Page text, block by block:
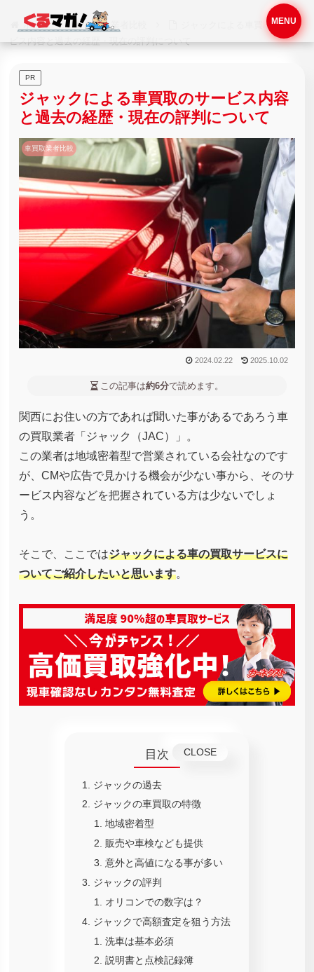
ホーム 車買取業者比較
ジャックによる車買取のサー
ビス内容と過去の経歴・現在の評判について
PR
ジャックによる車買取のサービス内容
と過去の経歴・現在の評判について
車買取業者比較
2024.02.22 2025.10.02
この記事は約6分で読めます。
関西にお住いの方であれば聞いた事があるであろう車
の買取業者「ジャック（JAC）」。
この業者は地域密着型で営業されている会社なのです
が、CMや広告で見かける機会が少ない事から、そのサ
ービス内容などを把握されている方は少ないでしょ
う。
そこで、ここではジャックによる車の買取サービスに
ついてご紹介したいと思います。
目次
ジャックの過去
ジャックの車買取の特徴
地域密着型
販売や車検なども提供
意外と高値になる事が多い
ジャックの評判
オリコンでの数字は？
ジャックで高額査定を狙う方法
洗車は基本必須
説明書と点検記録簿
MENU